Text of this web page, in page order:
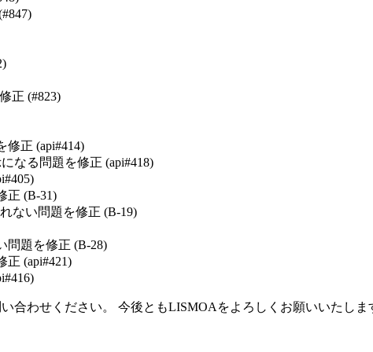
正 (#823)
正 (api#414)
なる問題を修正 (api#418)
正 (B-31)
ない問題を修正 (B-19)
問題を修正 (B-28)
正 (api#421)
合わせください。 今後ともLISMOAをよろしくお願いいたしま